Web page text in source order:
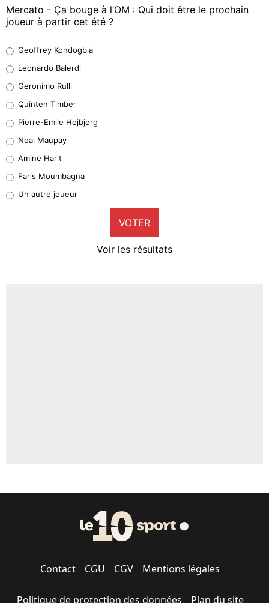
Mercato - Ça bouge à l’OM : Qui doit être le prochain
joueur à partir cet été ?
38%
32%
5%
1%
9%
Geoffrey Kondogbia
Leonardo Balerdi
Geronimo Rulli
Quinten Timber
Pierre-Emile Hojbjerg
Neal Maupay
Amine Harit
Faris Moumbagna
Un autre joueur
VOTER
Voir les résultats
Contact CGU CGV Mentions légales
Politique de protection des données Plan du site